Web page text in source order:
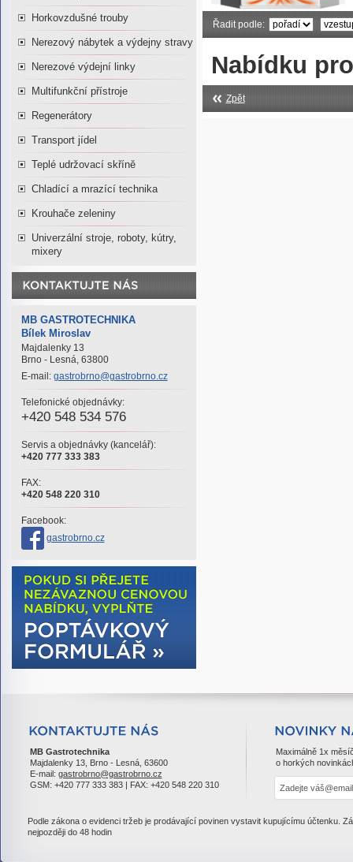
Horkovzdušné trouby
Nerezový nábytek a výdejny stravy
Nerezové výdejní linky
Multifunkční přístroje
Regenerátory
Transport jídel
Teplé udržovací skříně
Chladící a mrazící technika
Krouhače zeleniny
Univerzální stroje, roboty, kútry,
mixery
MB GASTROTECHNIKA
Bílek Miroslav
Majdalenky 13
Brno - Lesná, 63800
E-mail: gastrobrno@gastrobrno.cz
Telefonické objednávky:
+420 548 534 576
Servis a objednávky (kancelář):
+420 777 333 383
FAX:
+420 548 220 310
Facebook:
gastrobrno.cz
Řadit podle:
Nabídku
Zpět
MB Gastrotechnika
Majdalenky 13, Brno - Lesná, 63600
E-mail: gastrobrno@gastrobrno.cz
GSM: +420 777 333 383 | FAX: +420 548 220 310
Maximálně 1x
o horkých
Podle zákona o evidenci tržeb je prodávající povinen vystavit kupujícímu účtenku.
nejpozději do 48 hodin